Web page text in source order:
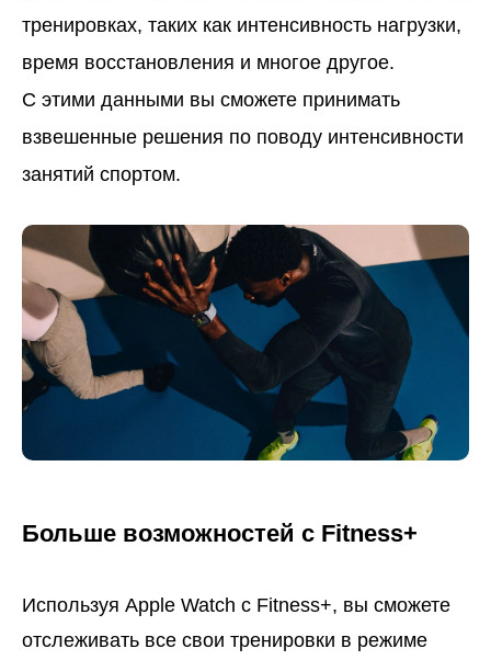
тренировках, таких как интенсивность нагрузки,
время восстановления и многое другое.
С этими данными вы сможете принимать
взвешенные решения по поводу интенсивности
занятий спортом.
Больше возможностей с Fitness+
Используя Apple Watch с Fitness+, вы сможете
отслеживать все свои тренировки в режиме